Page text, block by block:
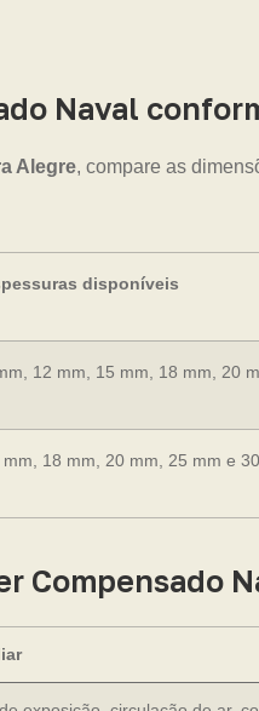
Naval
Alegre, compare as
disponíveis
12 mm, 15 mm, 18 mm, 20
18 mm, 20 mm, 25 mm e
Compensado